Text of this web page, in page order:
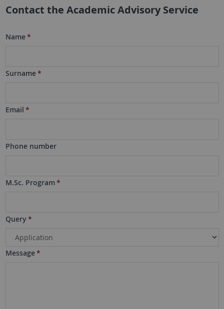
Contact the Academic Advisory Service
Name*
Surname*
Email *
Phone number
M.Sc. Program*
Query*
Message*